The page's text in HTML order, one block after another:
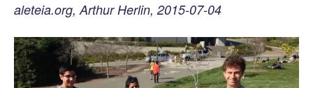
aleteia.org, Arthur Herlin, 2015-07-04